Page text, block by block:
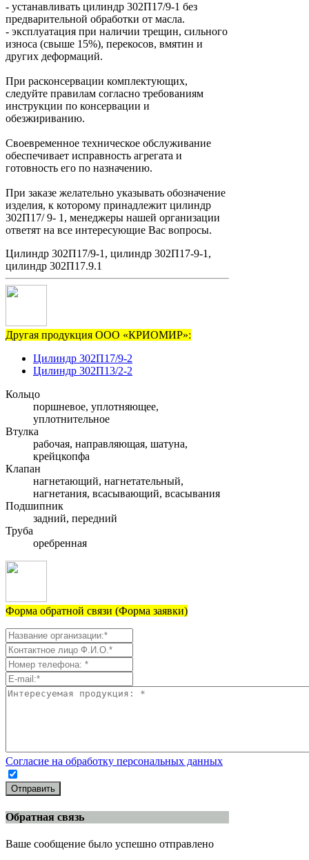
- устанавливать цилиндр 302П17/9-1 без
предварительной обработки от масла.
- эксплуатация при наличии трещин, сильного
износа (свыше 15%), перекосов, вмятин и
других деформаций.
При расконсервации комплектующих,
следуйте правилам согласно требованиям
инструкции по консервации и
обезжириванию.
Своевременное техническое обслуживание
обеспечивает исправность агрегата и
готовность его по назначению.
При заказе желательно указывать обозначение
изделия, к которому принадлежит цилиндр
302П17/ 9- 1, менеджеры нашей организации
ответят на все интересующие Вас вопросы.
Цилиндр 302П17/9-1, цилиндр 302П17-9-1,
цилиндр 302П17.9.1
Другая продукция ООО «КРИОМИР»:
Цилиндр 302П17/9-2
Цилиндр 302П13/2-2
Кольцо
поршневое, уплотняющее,
уплотнительное
Втулка
рабочая, направляющая, шатуна,
крейцкопфа
Клапан
нагнетающий, нагнетательный,
нагнетания, всасывающий, всасывания
Подшипник
задний, передний
Труба
оребренная
Форма обратной связи (Форма заявки)
Согласие на обработку персональных данных
Отправить
Обратная связь
Ваше сообщение было успешно отправлено